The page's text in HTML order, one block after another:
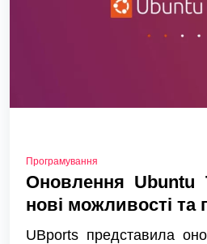
Програмування
Оновлення Ubuntu
нові можливості та
UBports представила